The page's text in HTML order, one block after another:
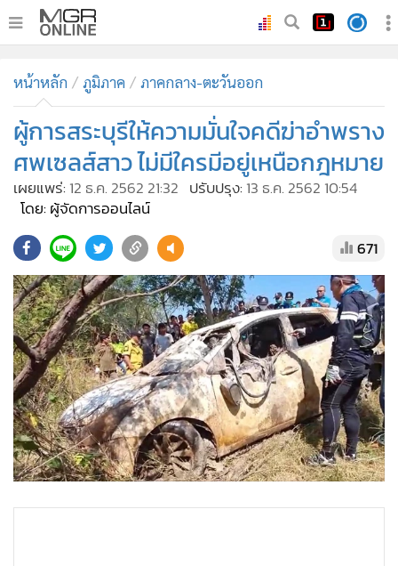
ทันเหตุการณ์
• ภาคใต้
ภูมิภาค
Online Section
บันเทิง
• ผู้จัดการรายวัน
• คอลัมนิสต์
• ละคร
• CbizReview
• Cyber BIZ
• ผู้จัดกวน
• Good health & Well-being
• Green Innovation & SD
• Management & HR
• MGR Live
• Infographic
หน้าหลัก ภูมิภาค ภาคกลาง-ตะวันออก
ผู้การสระบุรีให้ความมั่นใจคดีฆ่าอำพราง
ศพเซลส์สาว ไม่มีใครมีอยู่เหนือกฎหมาย
เผยแพร่: 12 ธ.ค. 2562 21:32 ปรับปรุง: 13 ธ.ค. 2562 10:54
โดย: ผู้จัดการออนไลน์
671